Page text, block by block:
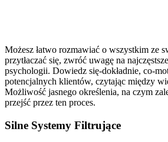
Możesz łatwo rozmawiać o wszystkim ze
przytłaczać się, zwróć uwagę na
psychologii. Dowiedz się-dokładnie, co-
potencjalnych klientów, czytając między
Możliwość jasnego określenia, na czym
przejść przez ten proces.
Silne Systemy Filtrujące